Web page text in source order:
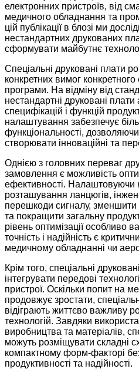
електронних пристроїв, від
медичного обладнання та
цій публікації в блозі ми
нестандартних друкованих
сформувати майбутнє
Спеціальні друковані плати
конкретних вимог
програми. На відміну від
нестандартні друковані
специфікацій і функцій
налаштування забезпечує
функціональності,
створювати інноваційні та
Однією з головних переваг
замовлення є можливість
ефективності. Налаштовуючи
розташування ланцюгів,
перешкоди сигналу, зменшити
та покращити загальну
рівень оптимізації особливо
точність і надійність є
медичному обладнанні чи
Крім того, спеціальні
інтегрувати передові
пристрої. Оскільки попит на
продовжує зростати,
відіграють життєво важливу
технологій. Завдяки
виробництва та матеріалів,
можуть розміщувати складні
компактному форм-факторі
продуктивності та надійності.